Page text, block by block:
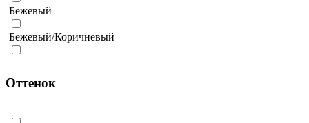
DECKING-LAB
DRX-WOOD
Бежевый
Бежевый/Коричневый
Белый
Белый/Серый
Оттенок